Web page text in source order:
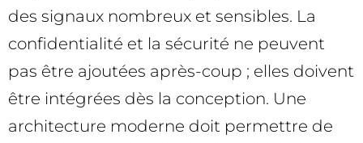
des signaux nombreux et sensibles. La
confidentialité et la sécurité ne peuvent
pas être ajoutées après-coup ; elles doivent
être intégrées dès la conception. Une
architecture moderne doit permettre de